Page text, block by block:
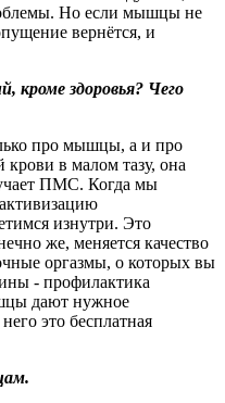
Но если мышцы не
вернётся, и
кроме здоровья? Чего
про мышцы, а и про
в малом тазу, она
ПМС. Когда мы
изнутри. Это
же, меняется качество
оргазмы, о которых вы
- профилактика
дают нужное
это бесплатная